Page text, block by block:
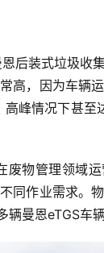
后装式垃圾收
高，因为车辆
峰情况下甚至
物管理领域
同作业需求。
曼恩eTGS车辆